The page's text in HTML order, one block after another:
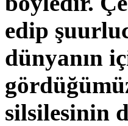
edip
dünyanın
silsilesinin